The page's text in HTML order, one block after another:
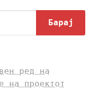
Барај
ред на
на проектот